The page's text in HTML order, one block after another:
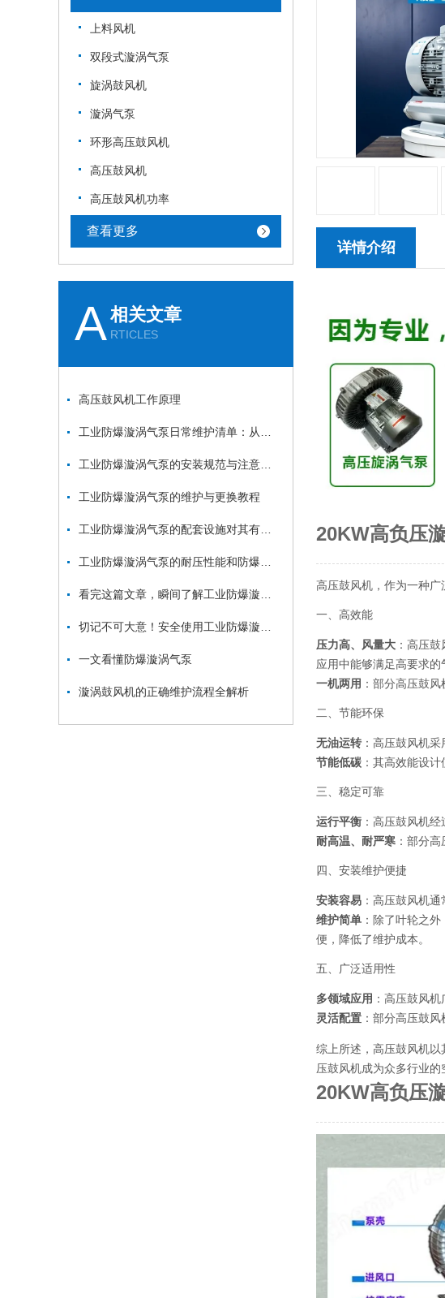
上料风机
双段式漩涡气泵
旋涡鼓风机
漩涡气泵
环形高压鼓风机
高压鼓风机
高压鼓风机功率
查看更多
A相关文章
RTICLES
高压鼓风机工作原理
工业防爆漩涡气泵的维护与更换教程
一文看懂防爆漩涡气泵
漩涡鼓风机的正确维护流程全解析
详情介绍
20KW高负压
高压鼓风机，作为一种广
一、高效能
压力高、风量大 ：高压
应用中能够满足高要求的
一机两用 ：部分高压鼓
二、节能环保
无油运转 ：高压鼓风机
节能低碳 ：其高效能设
三、稳定可靠
运行平衡 ：高压鼓风机
耐高温、耐严寒 ：部分
四、安装维护便捷
安装容易 ：高压鼓风机
维护简单 ：除了叶轮之
便，降低了维护成本。
五、广泛适用性
多领域应用 ：高压鼓风
灵活配置 ：部分高压鼓
综上所述，高压鼓风机
压鼓风机成为众多行业
20KW高负压